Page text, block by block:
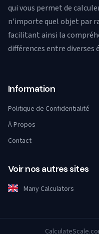
qui vous permet de
n'importe quel objet par
facilitant ainsi la
différences entre diverses
Information
Politique de Confidentialité
À Propos
Contact
Voir nos autres sites
Many Calculators